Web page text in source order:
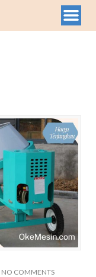
NO COMMENTS